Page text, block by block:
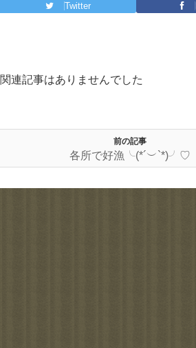
Twitter
関連記事はありませんでした
前の記事
各所で好漁╰(*´︶`*)╯♡